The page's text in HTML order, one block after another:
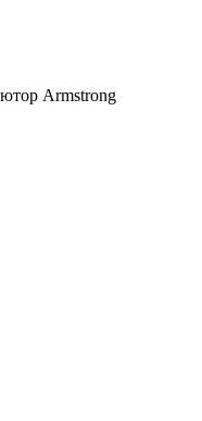
Armstrong